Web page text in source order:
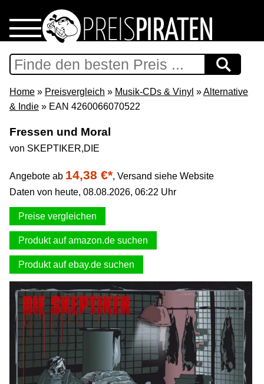
Home
Download
Support & Newsletter
Presse
Datenschutz
Impressum
Home » Preisvergleich » Musik-CDs & Vinyl »Alternative
& Indie » EAN 4260066070522
Fressen und Moral
von SKEPTIKER,DIE
Angebote ab 14,38 €*, Versand siehe Website
Daten von heute, 08.08.2026, 06:22 Uhr
Preise vergleichen
Produkt auf amazon.de suchen
Produkt auf ebay.de suchen